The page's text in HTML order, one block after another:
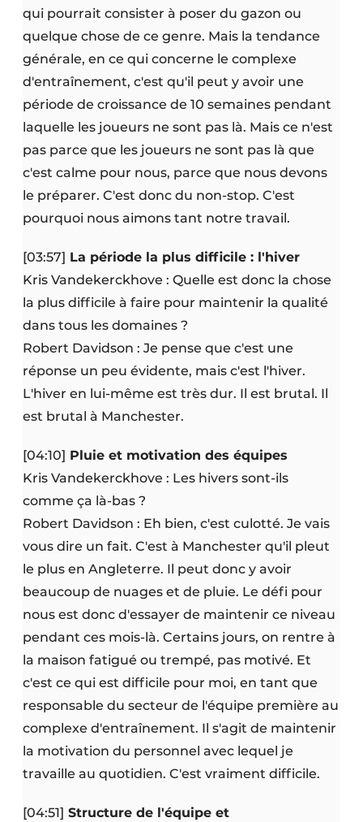
qui pourrait consister à poser du gazon ou
quelque chose de ce genre. Mais la tendance
générale, en ce qui concerne le complexe
d'entraînement, c'est qu'il peut y avoir une
période de croissance de 10 semaines pendant
laquelle les joueurs ne sont pas là. Mais ce n'est
pas parce que les joueurs ne sont pas là que
c'est calme pour nous, parce que nous devons
le préparer. C'est donc du non-stop. C'est
pourquoi nous aimons tant notre travail.
[03:57] La période la plus difficile : l'hiver
Kris Vandekerckhove : Quelle est donc la chose
la plus difficile à faire pour maintenir la qualité
dans tous les domaines ?
Robert Davidson : Je pense que c'est une
réponse un peu évidente, mais c'est l'hiver.
L'hiver en lui-même est très dur. Il est brutal. Il
est brutal à Manchester.
[04:10] Pluie et motivation des équipes
Kris Vandekerckhove : Les hivers sont-ils
comme ça là-bas ?
Robert Davidson : Eh bien, c'est culotté. Je vais
vous dire un fait. C'est à Manchester qu'il pleut
le plus en Angleterre. Il peut donc y avoir
beaucoup de nuages et de pluie. Le défi pour
nous est donc d'essayer de maintenir ce niveau
pendant ces mois-là. Certains jours, on rentre à
la maison fatigué ou trempé, pas motivé. Et
c'est ce qui est difficile pour moi, en tant que
responsable du secteur de l'équipe première au
complexe d'entraînement. Il s'agit de maintenir
la motivation du personnel avec lequel je
travaille au quotidien. C'est vraiment difficile.
[04:51] Structure de l'équipe et